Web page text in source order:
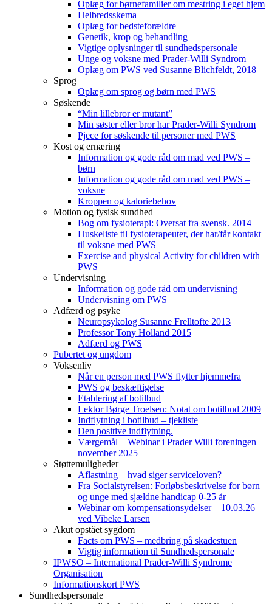
Oplæg for børnefamilier om mestring i eget hjem
Helbredsskema
Oplæg for bedsteforældre
Genetik, krop og behandling
Vigtige oplysninger til sundhedspersonale
Unge og voksne med Prader-Willi Syndrom
Oplæg om PWS ved Susanne Blichfeldt, 2018
Sprog
Oplæg om sprog og børn med PWS
Søskende
“Min lillebror er mutant”
Min søster eller bror har Prader-Willi Syndrom
Pjece for søskende til personer med PWS
Kost og ernæring
Information og gode råd om mad ved PWS –
børn
Information og gode råd om mad ved PWS –
voksne
Kroppen og kaloriebehov
Motion og fysisk sundhed
Bog om fysioterapi: Oversat fra svensk. 2014
Huskeliste til fysioterapeuter, der har/får kontakt
til voksne med PWS
Exercise and physical Activity for children with
PWS
Undervisning
Information og gode råd om undervisning
Undervisning om PWS
Adfærd og psyke
Neuropsykolog Susanne Frelltofte 2013
Professor Tony Holland 2015
Adfærd og PWS
Pubertet og ungdom
Voksenliv
Når en person med PWS flytter hjemmefra
PWS og beskæftigelse
Etablering af botilbud
Lektor Børge Troelsen: Notat om botilbud 2009
Indflytning i botilbud – tjekliste
Den positive indflytning.
Værgemål – Webinar i Prader Willi foreningen
november 2025
Støttemuligheder
Aflastning – hvad siger serviceloven?
Fra Socialstyrelsen: Forløbsbeskrivelse for børn
og unge med sjældne handicap 0-25 år
Webinar om kompensationsydelser – 10.03.26
ved Vibeke Larsen
Akut opstået sygdom
Facts om PWS – medbring på skadestuen
Vigtig information til Sundhedspersonale
IPWSO – International Prader-Willi Syndrome
Organisation
Informationskort PWS
Sundhedspersonale